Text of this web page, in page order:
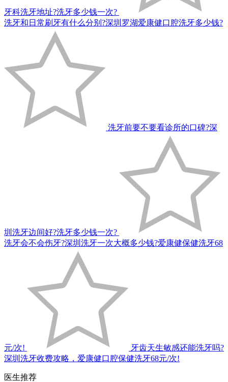
牙科洗牙地址?洗牙多少钱一次?
洗牙和日常刷牙有什么分别?深圳罗湖爱康健口腔洗牙多少钱?
洗牙前要不要看诊所的口碑?深
圳洗牙边间好?洗牙多少钱一次?
洗牙会不会伤牙?深圳洗牙一次大概多少钱?爱康健保健洗牙68
元/次!
牙齿天生敏感还能洗牙吗?
深圳洗牙收费攻略，爱康健口腔保健洗牙68元/次!
医生推荐